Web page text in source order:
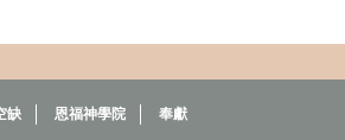
缺 恩福神學院 奉獻